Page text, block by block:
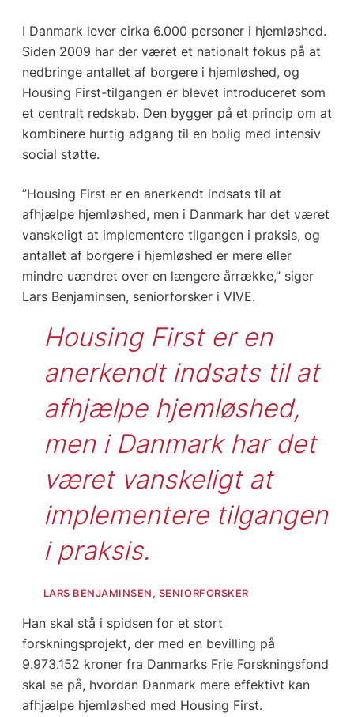
I Danmark lever cirka 6.000 personer i hjemløshed.
Siden 2009 har der været et nationalt fokus på at
nedbringe antallet af borgere i hjemløshed, og
Housing First-tilgangen er blevet introduceret som
et centralt redskab. Den bygger på et princip om at
kombinere hurtig adgang til en bolig med intensiv
social støtte.
”Housing First er en anerkendt indsats til at
afhjælpe hjemløshed, men i Danmark har det været
vanskeligt at implementere tilgangen i praksis, og
antallet af borgere i hjemløshed er mere eller
mindre uændret over en længere årrække,” siger
Lars Benjaminsen, seniorforsker i VIVE.
Housing First er en
anerkendt indsats til at
afhjælpe hjemløshed,
men i Danmark har det
været vanskeligt at
implementere tilgangen
i praksis.
LARS BENJAMINSEN, SENIORFORSKER
Han skal stå i spidsen for et stort
forskningsprojekt, der med en bevilling på
9.973.152 kroner fra Danmarks Frie Forskningsfond
skal se på, hvordan Danmark mere effektivt kan
afhjælpe hjemløshed med Housing First.